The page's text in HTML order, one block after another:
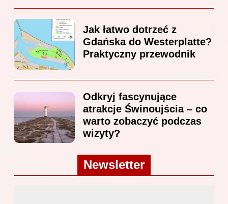
Jak łatwo dotrzeć z
Gdańska do Westerplatte?
Praktyczny przewodnik
Odkryj fascynujące
atrakcje Świnoujścia – co
warto zobaczyć podczas
wizyty?
Newsletter